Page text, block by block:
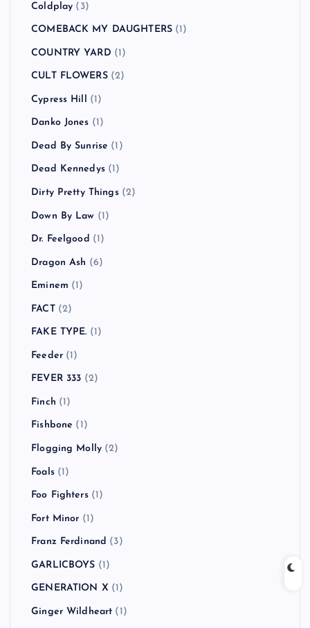
Coldplay (3)
COMEBACK MY DAUGHTERS (1)
COUNTRY YARD (1)
CULT FLOWERS(2)
Cypress Hill (1)
Danko Jones (1)
Dead By Sunrise (1)
Dead Kennedys(1)
Dirty Pretty Things(2)
Down By Law (1)
Dr. Feelgood (1)
Dragon Ash (6)
Eminem (1)
FACT(2)
FAKE TYPE. (1)
Feeder(1)
FEVER 333 (2)
Finch (1)
Fishbone (1)
Flogging Molly (2)
Foals(1)
Foo Fighters(1)
Fort Minor (1)
Franz Ferdinand (3)
GARLICBOYS (1)
GENERATION X (1)
Ginger Wildheart (1)